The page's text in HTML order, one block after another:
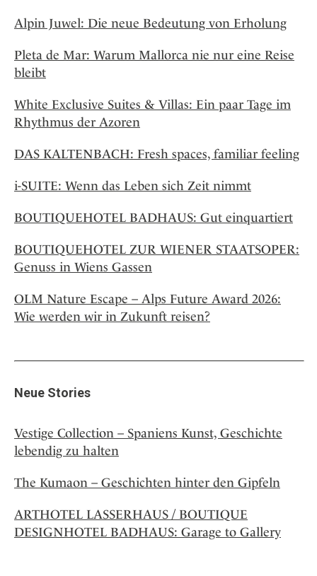
Alpin Juwel: Die neue Bedeutung von Erholung
Pleta de Mar: Warum Mallorca nie nur eine Reise
bleibt
White Exclusive Suites & Villas: Ein paar Tage im
Rhythmus der Azoren
DAS KALTENBACH: Fresh spaces, familiar feeling
i-SUITE: Wenn das Leben sich Zeit nimmt
BOUTIQUEHOTEL BADHAUS: Gut einquartiert
BOUTIQUEHOTEL ZUR WIENER STAATSOPER:
Genuss in Wiens Gassen
OLM Nature Escape – Alps Future Award 2026:
Wie werden wir in Zukunft reisen?
Neue Stories
Vestige Collection – Spaniens Kunst, Geschichte
lebendig zu halten
The Kumaon – Geschichten hinter den Gipfeln
ARTHOTEL LASSERHAUS / BOUTIQUE
DESIGNHOTEL BADHAUS: Garage to Gallery